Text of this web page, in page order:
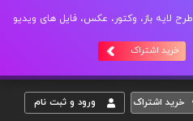
با خرید اشتراک ماهیانه تا 600 طرح لایه باز، وکتور، عکس، فایل های ویدیو
خرید اشتراک
خريد اشتراک ورود و ثبت نام